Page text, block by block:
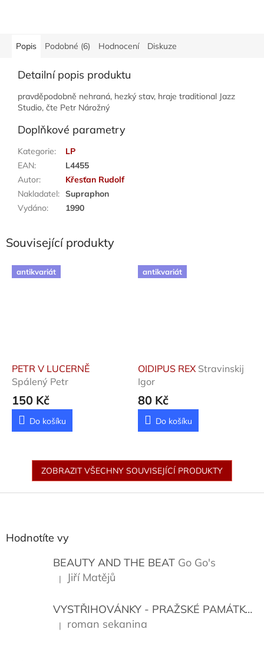
Popis Podobné (6) Hodnocení Diskuze
Detailní popis produktu
pravděpodobně nehraná, hezký stav, hraje traditional Jazz
Studio, čte Petr Nárožný
Doplňkové parametry
Kategorie:
LP
EAN:
L4455
Autor:
Křesťan Rudolf
Nakladatel: Supraphon
Vydáno: 1990
Související produkty
antikvariát
PETR V LUCERNĚ
Spálený Petr
150 Kč
Do košíku
antikvariát
OIDIPUS REX Stravinskij
Igor
80 Kč
Do košíku
ZOBRAZIT VŠECHNY SOUVISEJÍCÍ PRODUKTY
Hodnotíte vy
BEAUTY AND THE BEAT Go Go's
Hodnocení produktu je 5 z 5 hvězdiček.
| Jiří Matějů
VYSTŘIHOVÁNKY - PRAŽSKÉ PAMÁTKY
Hodnocení produktu je 5 z 5 hvězdiček.
| roman sekanina